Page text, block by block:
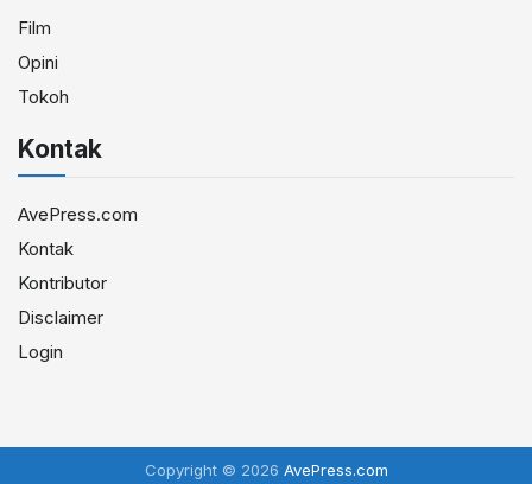
Film
Opini
Tokoh
Kontak
AvePress.com
Kontak
Kontributor
Disclaimer
Login
Copyright © 2026 AvePress.com